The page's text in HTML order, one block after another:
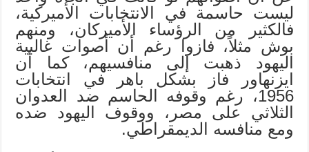
ليست حاسمة في الانتخابات الأميركية،
فالكثير من الرؤساء الأميركان، ومنهم
بوش مثلاً، فازوا رغم أن أصوات غالبية
اليهود ذهبت إلى منافسيهم، كما أن
ايزنهاور فاز بشكل باهر في انتخابات
1956، رغم وقوفه الحاسم ضد العدوان
الثلاثي على مصر، ووقوف اليهود ضده
ومع منافسه الديمقراطي.